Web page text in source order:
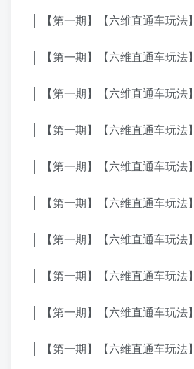
│ 【第一期】【六维直通车玩
│ 【第一期】【六维直通车玩
│ 【第一期】【六维直通车玩
│ 【第一期】【六维直通车玩
│ 【第一期】【六维直通车玩
│ 【第一期】【六维直通车玩
│ 【第一期】【六维直通车玩
│ 【第一期】【六维直通车玩
│ 【第一期】【六维直通车玩
│ 【第一期】【六维直通车玩